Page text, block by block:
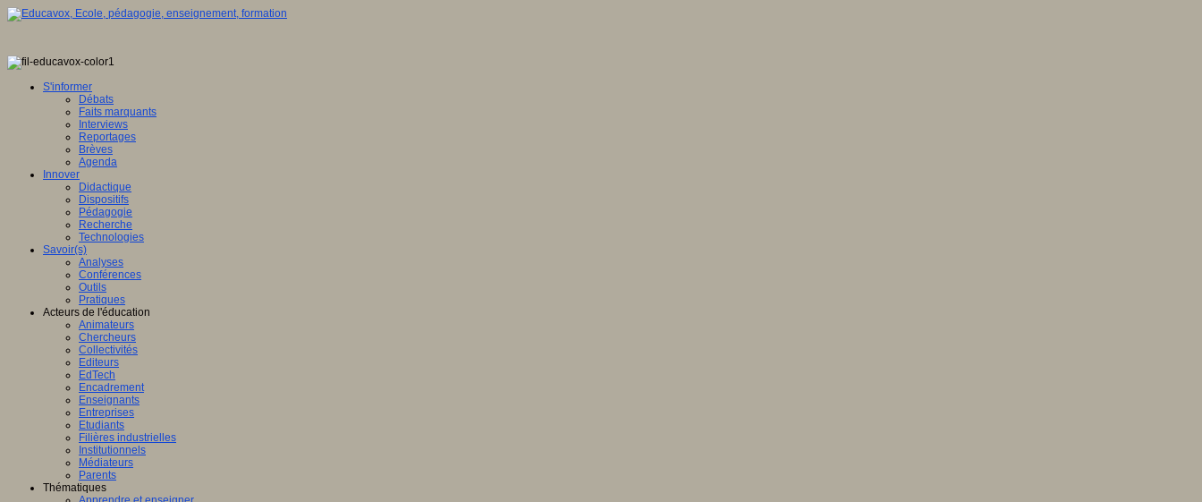
S'informer
Débats
Faits marquants
Interviews
Reportages
Brèves
Agenda
Innover
Didactique
Dispositifs
Pédagogie
Recherche
Technologies
Savoir(s)
Analyses
Conférences
Outils
Pratiques
Acteurs de l'éducation
Animateurs
Chercheurs
Collectivités
Editeurs
EdTech
Encadrement
Enseignants
Entreprises
Etudiants
Filières industrielles
Institutionnels
Médiateurs
Parents
Thématiques